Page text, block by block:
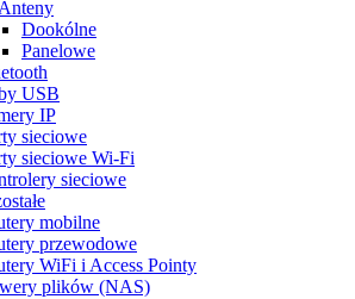
Anteny
Dookólne
Panelowe
USB
IP
sieciowe
sieciowe Wi-Fi
sieciowe
mobilne
przewodowe
WiFi i Access Pointy
plików (NAS)